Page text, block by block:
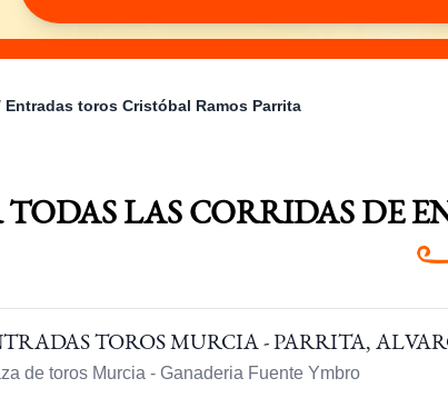
Entradas toros Cristóbal Ramos Parrita
TODAS LAS CORRIDAS DE
TOROS MURCIA - PARRITA,
de toros Murcia - Ganaderia Fuente Ymbro